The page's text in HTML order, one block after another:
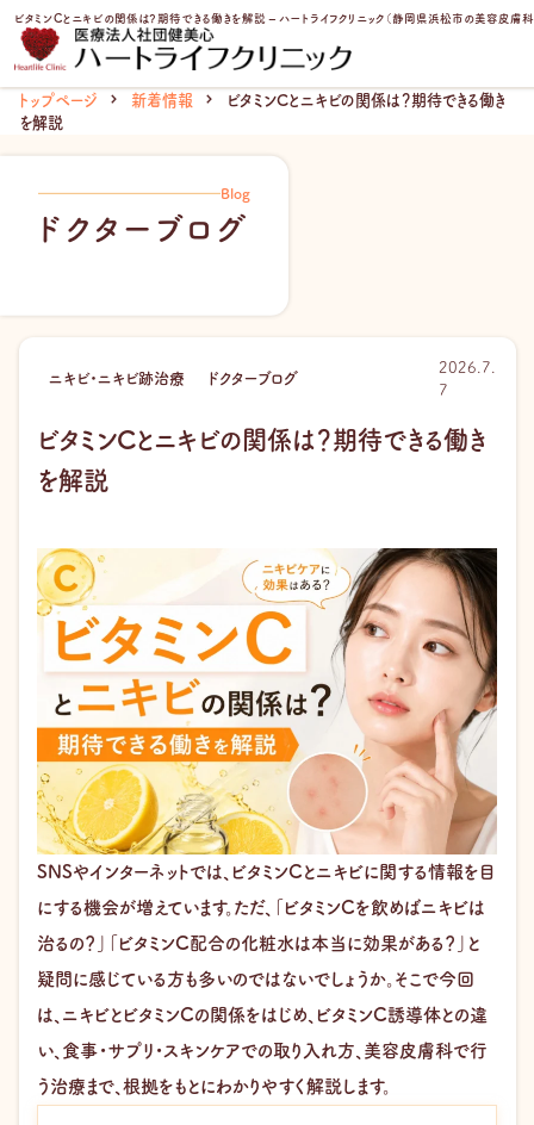
内
ス
ビタミンCとニキビの関係は？期待できる働きを解説 – ハートライフクリニック（静岡県浜松市の美容皮膚
トップページ 新着情報
ビタミンCとニキビの関係は？期待できる働き
を解説
Blog
ドクターブログ
ニキビ・ニキビ跡治療 ドクターブログ
2026.7.
7
ビタミンCとニキビの関係は？期待できる働き
を解説
SNSやインターネットでは、ビタミンCとニキビに関する情報を目
にする機会が増えています。ただ、「ビタミンCを飲めばニキビは
治るの？」「ビタミンC配合の化粧水は本当に効果がある？」と
疑問に感じている方も多いのではないでしょうか。そこで今回
は、ニキビとビタミンCの関係をはじめ、ビタミンC誘導体との違
い、食事・サプリ・スキンケアでの取り入れ方、美容皮膚科で行
う治療まで、根拠をもとにわかりやすく解説します。